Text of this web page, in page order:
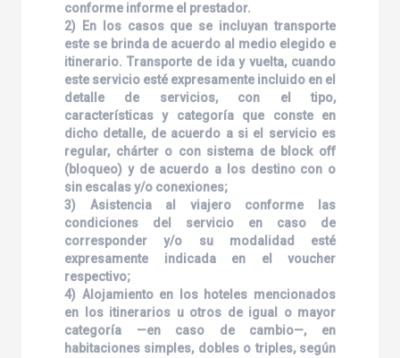
conforme informe el prestador.
2) En los casos que se incluyan transporte
este se brinda de acuerdo al medio elegido e
itinerario. Transporte de ida y vuelta, cuando
este servicio esté expresamente incluido en el
detalle de servicios, con el tipo,
características y categoría que conste en
dicho detalle, de acuerdo a si el servicio es
regular, chárter o con sistema de block off
(bloqueo) y de acuerdo a los destino con o
sin escalas y/o conexiones;
3) Asistencia al viajero conforme las
condiciones del servicio en caso de
corresponder y/o su modalidad esté
expresamente indicada en el voucher
respectivo;
4) Alojamiento en los hoteles mencionados
en los itinerarios u otros de igual o mayor
categoría —en caso de cambio—, en
habitaciones simples, dobles o triples, según